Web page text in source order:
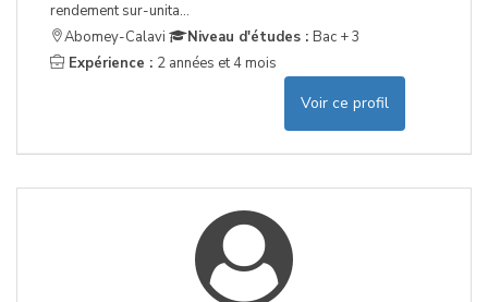
rendement sur-unita...
Abomey-Calavi
Niveau d'études : Bac + 3
Expérience : 2 années et 4 mois
Voir ce profil